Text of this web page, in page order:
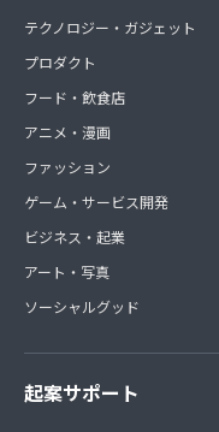
テクノロジー・ガジェット
プロダクト
フード・飲食店
アニメ・漫画
ファッション
ゲーム・サービス開発
ビジネス・起業
アート・写真
ソーシャルグッド
起案サポート